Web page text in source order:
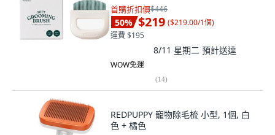
首購折扣價$446
50% $219 ($219.00/1個)
運費 $195
8/11 星期二 預計送達
WOW免運
(14)
REDPUPPY 寵物除毛梳 小型, 1個, 白
色 + 橘色